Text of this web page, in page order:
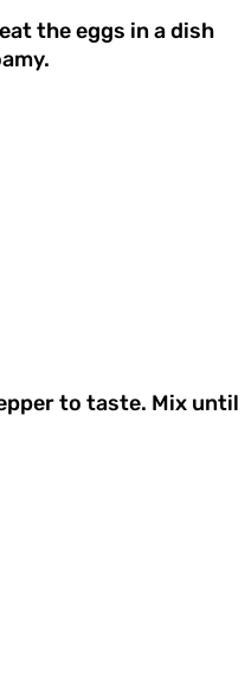
the eggs in a dish
to taste. Mix until